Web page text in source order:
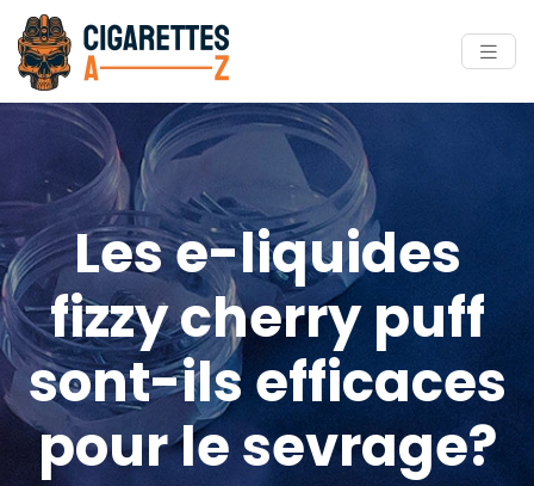
Les e-liquides
fizzy cherry puff
sont-ils efficaces
pour le sevrage?